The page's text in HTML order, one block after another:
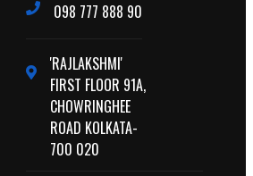
098 777 888 90
'RAJLAKSHMI'
FIRST FLOOR 91A,
CHOWRINGHEE
ROAD KOLKATA-
700 020